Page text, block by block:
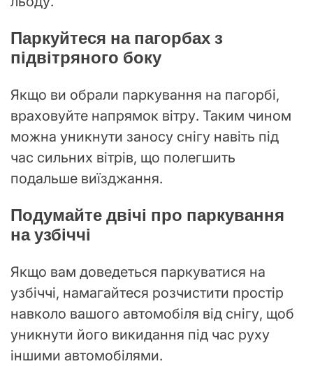
Паркуйтеся на пагорбах з
підвітряного боку
Якщо ви обрали паркування на пагорбі,
враховуйте напрямок вітру. Таким чином
можна уникнути заносу снігу навіть під
час сильних вітрів, що полегшить
подальше виїзджання.
Подумайте двічі про паркування
на узбіччі
Якщо вам доведеться паркуватися на
узбіччі, намагайтеся розчистити простір
навколо вашого автомобіля від снігу, щоб
уникнути його викидання під час руху
іншими автомобілями.